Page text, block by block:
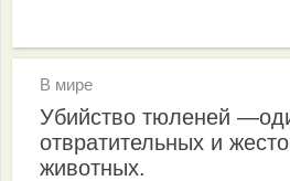
В мире
Убийство тюленей
отвратительных и
животных.